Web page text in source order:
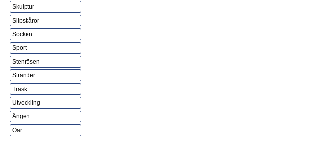
Skulptur
Slipskåror
Socken
Sport
Stenrösen
Stränder
Träsk
Utveckling
Ängen
Öar